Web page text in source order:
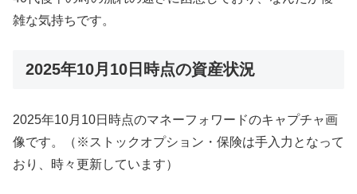
雑な気持ちです。
2025年10月10日時点の資産状況
2025年10月10日時点のマネーフォワードのキャプチャ画
像です。（※ストックオプション・保険は手入力となって
おり、時々更新しています）